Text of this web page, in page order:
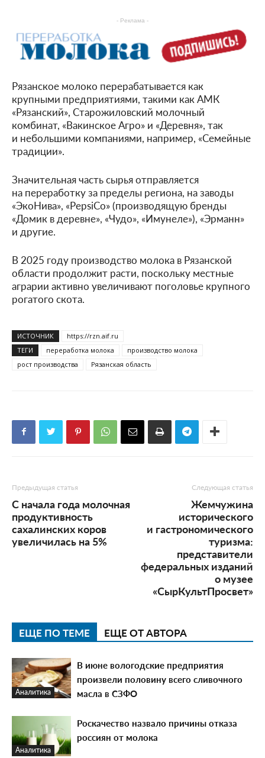
- Реклама -
Рязанское молоко перерабатывается как
крупными предприятиями, такими как АМК
«Рязанский», Старожиловский молочный
комбинат, «Вакинское Агро» и «Деревня», так
и небольшими компаниями, например, «Семейные
традиции».
Значительная часть сырья отправляется
на переработку за пределы региона, на заводы
«ЭкоНива», «PepsiCo» (производящую бренды
«Домик в деревне», «Чудо», «Имунеле»), «Эрманн»
и другие.
В 2025 году производство молока в Рязанской
области продолжит расти, поскольку местные
аграрии активно увеличивают поголовье крупного
рогатого скота.
ИСТОЧНИК
https://rzn.aif.ru
ТЕГИ
переработка молока
производство молока
рост производства
Рязанская область
Предыдущая статья
С начала года молочная
продуктивность
сахалинских коров
увеличилась на 5%
Следующая статья
Жемчужина
исторического
и гастрономического
туризма:
представители
федеральных изданий
о музее
«СырКультПросвет»
ЕЩЕ ПО ТЕМЕ ЕЩЕ ОТ АВТОРА
Аналитика
В июне вологодские предприятия
произвели половину всего сливочного
масла в СЗФО
Аналитика
Роскачество назвало причины отказа
россиян от молока